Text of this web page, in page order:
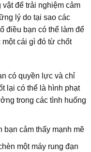
để trải nghiệm cảm
lý do tại sao các
điều bạn có thể làm để
cái gì đó từ chốt
có quyền lực và chỉ
lại có thể là hình phạt
trong các tình huống
bạn cảm thấy mạnh mẽ
một máy rung đạn